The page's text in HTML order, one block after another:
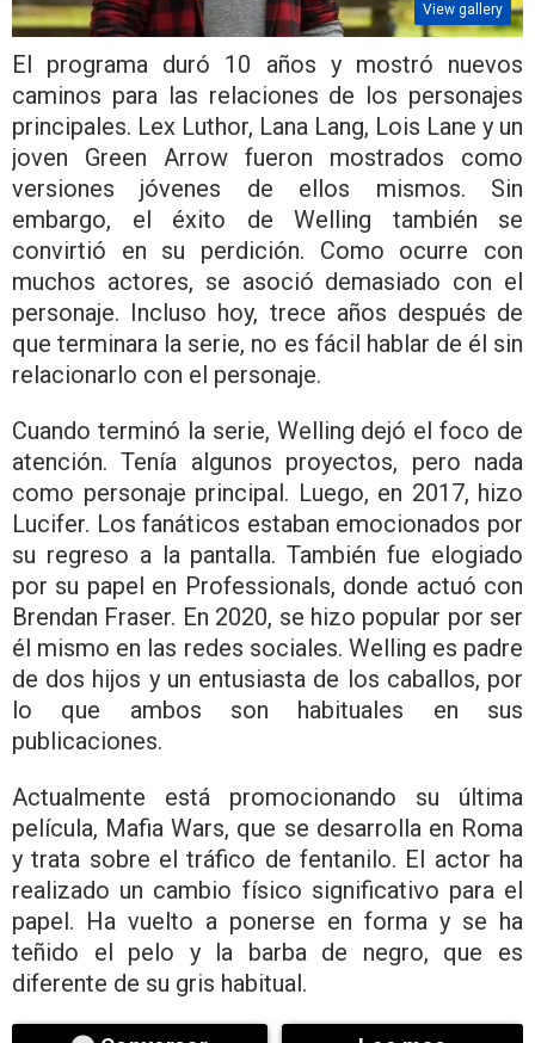
View gallery
El programa duró 10 años y mostró nuevos
caminos para las relaciones de los personajes
principales. Lex Luthor, Lana Lang, Lois Lane y un
joven Green Arrow fueron mostrados como
versiones jóvenes de ellos mismos. Sin
embargo, el éxito de Welling también se
convirtió en su perdición. Como ocurre con
muchos actores, se asoció demasiado con el
personaje. Incluso hoy, trece años después de
que terminara la serie, no es fácil hablar de él sin
relacionarlo con el personaje.
Cuando terminó la serie, Welling dejó el foco de
atención. Tenía algunos proyectos, pero nada
como personaje principal. Luego, en 2017, hizo
Lucifer. Los fanáticos estaban emocionados por
su regreso a la pantalla. También fue elogiado
por su papel en Professionals, donde actuó con
Brendan Fraser. En 2020, se hizo popular por ser
él mismo en las redes sociales. Welling es padre
de dos hijos y un entusiasta de los caballos, por
lo que ambos son habituales en sus
publicaciones.
Actualmente está promocionando su última
película, Mafia Wars, que se desarrolla en Roma
y trata sobre el tráfico de fentanilo. El actor ha
realizado un cambio físico significativo para el
papel. Ha vuelto a ponerse en forma y se ha
teñido el pelo y la barba de negro, que es
diferente de su gris habitual.